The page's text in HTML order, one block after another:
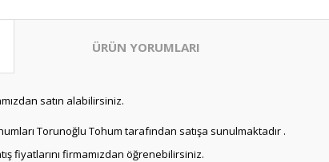
ÜRÜN YORUMLARI
satın alabilirsiniz.
Torunoğlu Tohum tarafından satışa sunulmaktadır .
fiyatlarını firmamızdan öğrenebilirsiniz.